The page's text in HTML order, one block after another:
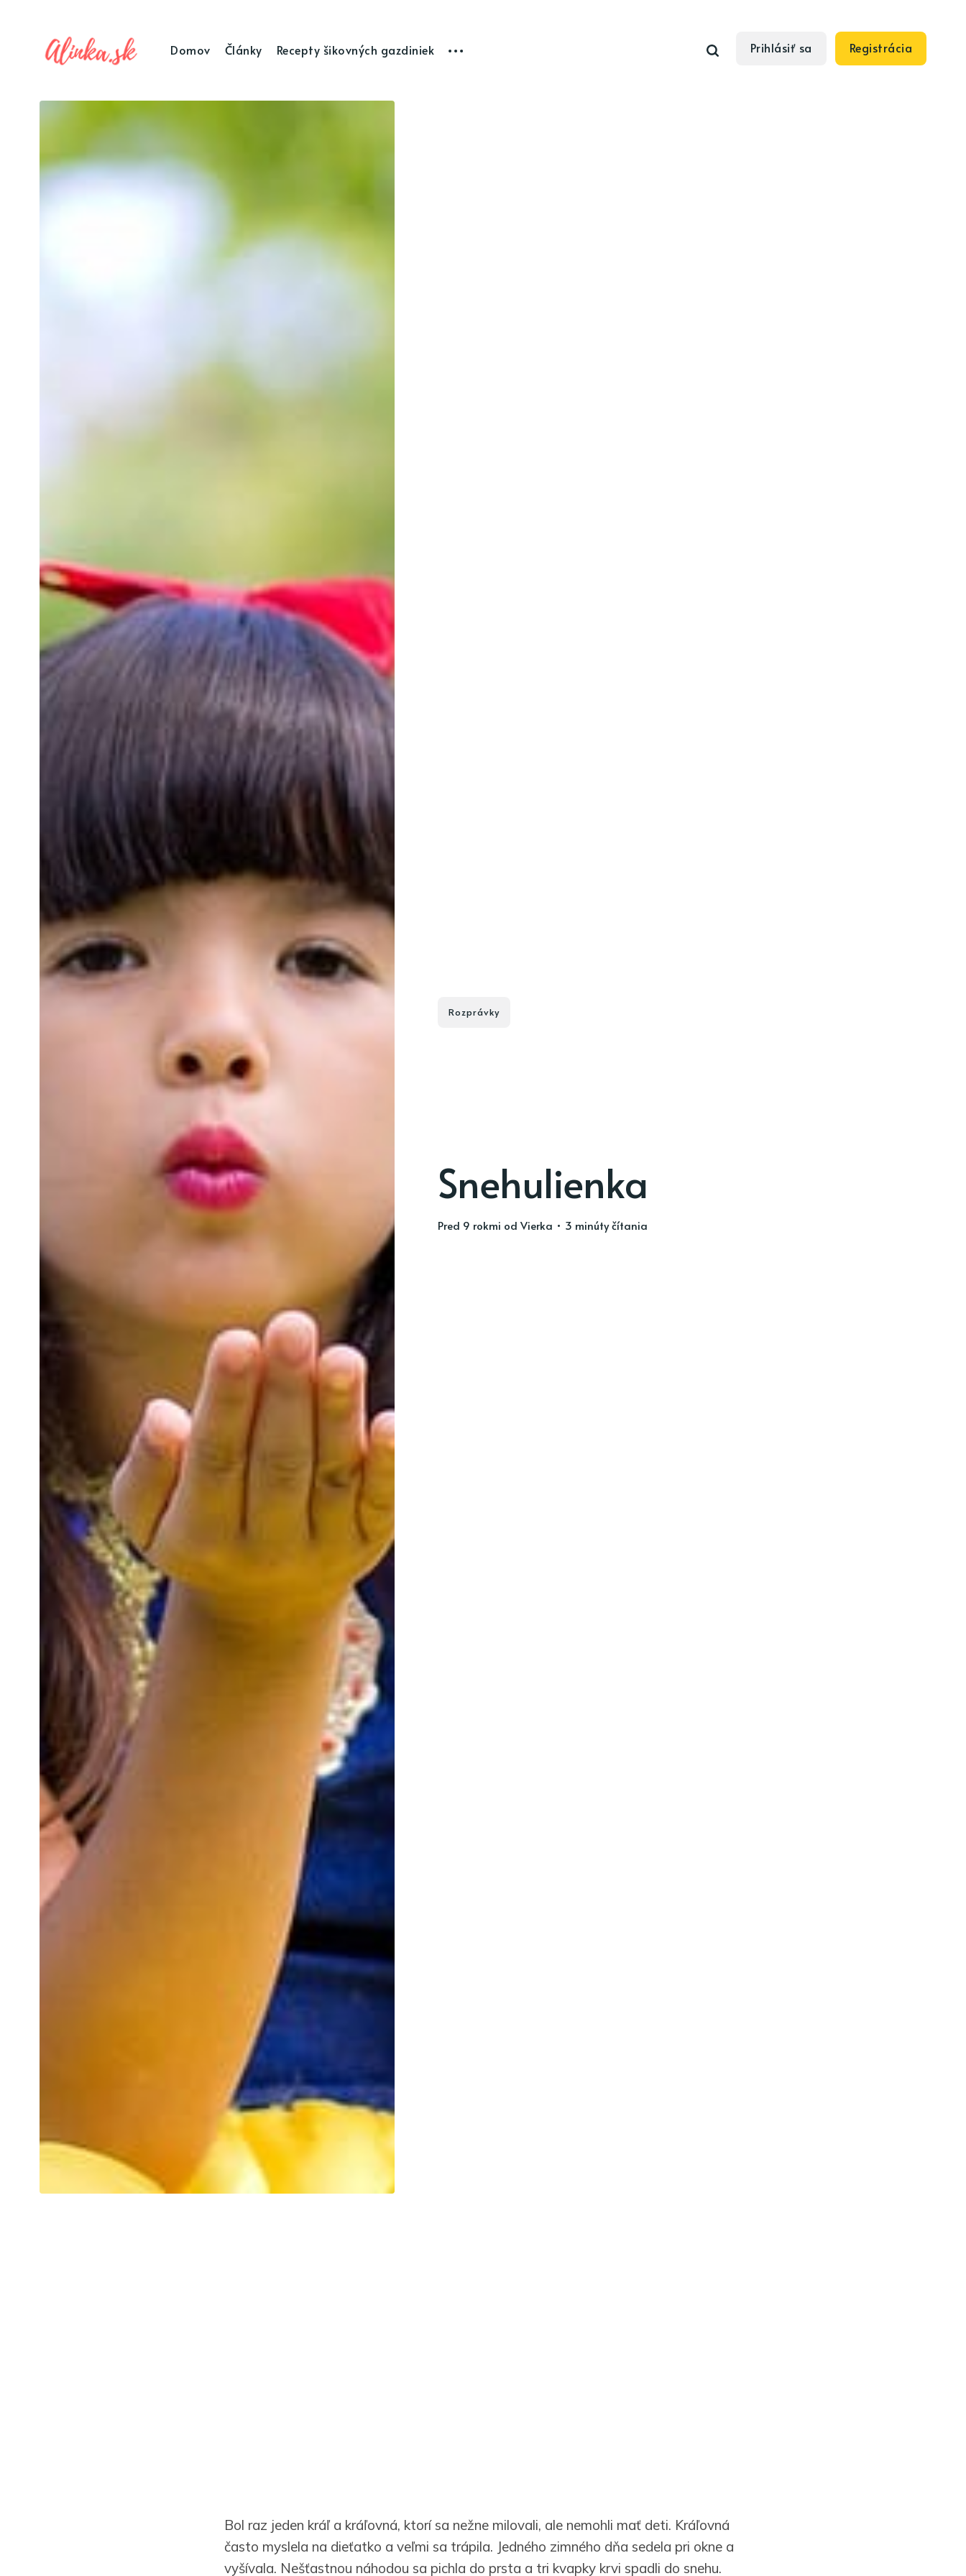
Domov Články Recepty šikovných gazdiniek Prihlásiť sa Registrácia
Rozprávky
Snehulienka
pred 9 rokmi od Vierka • 3 minúty čítania
Bol raz jeden kráľ a kráľovná, ktorí sa nežne milovali, ale nemohli mať deti. Kráľovná
často myslela na dieťatko a veľmi sa trápila. Jedného zimného dňa sedela pri okne a
vyšívala. Nešťastnou náhodou sa pichla do prsta a tri kvapky krvi spadli do snehu.